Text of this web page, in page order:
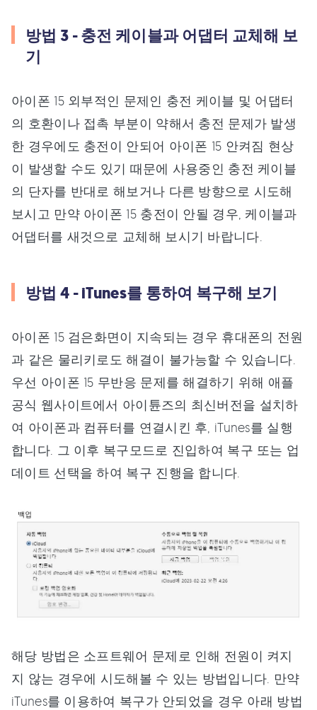
방법 3 - 충전 케이블과 어댑터 교체해 보
기
아이폰 15 외부적인 문제인 충전 케이블 및 어댑터
의 호환이나 접촉 부분이 약해서 충전 문제가 발생
한 경우에도 충전이 안되어 아이폰 15 안켜짐 현상
이 발생할 수도 있기 때문에 사용중인 충전 케이블
의 단자를 반대로 해보거나 다른 방향으로 시도해
보시고 만약 아이폰 15 충전이 안될 경우, 케이블과
어댑터를 새것으로 교체해 보시기 바랍니다.
방법 4 - iTunes를 통하여 복구해 보기
아이폰 15 검은화면이 지속되는 경우 휴대폰의 전원
과 같은 물리키로도 해결이 불가능할 수 있습니다.
우선 아이폰 15 무반응 문제를 해결하기 위해 애플
공식 웹사이트에서 아이튠즈의 최신버전을 설치하
여 아이폰과 컴퓨터를 연결시킨 후, iTunes를 실행
합니다. 그 이후 복구모드로 진입하여 복구 또는 업
데이트 선택을 하여 복구 진행을 합니다.
해당 방법은 소프트웨어 문제로 인해 전원이 켜지
지 않는 경우에 시도해볼 수 있는 방법입니다. 만약
iTunes를 이용하여 복구가 안되었을 경우 아래 방법